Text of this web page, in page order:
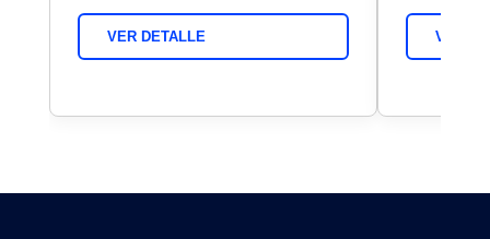
VER DETALLE VER